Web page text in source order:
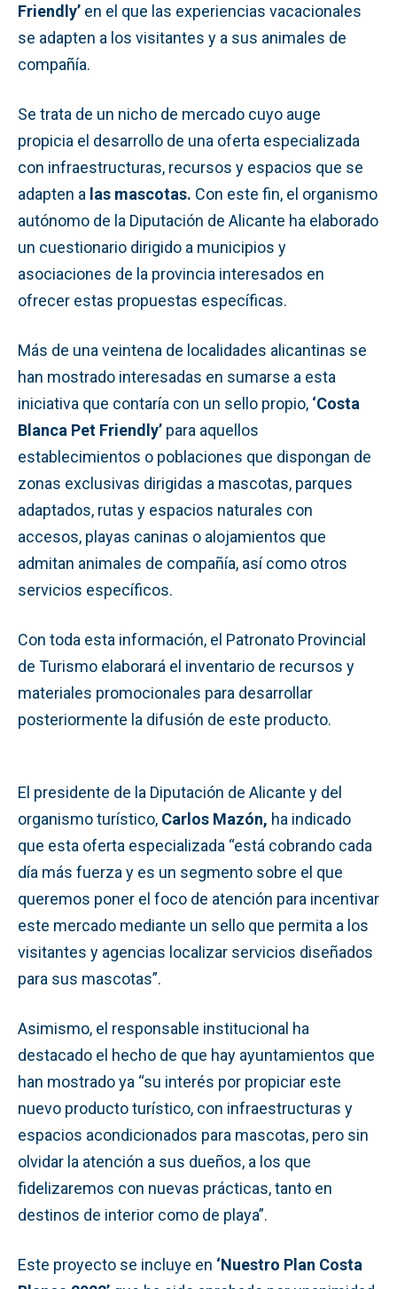
Friendly’ en el que las experiencias vacacionales
se adapten a los visitantes y a sus animales de
compañía.
Se trata de un nicho de mercado cuyo auge
propicia el desarrollo de una oferta especializada
con infraestructuras, recursos y espacios que se
adapten a las mascotas. Con este fin, el organismo
autónomo de la Diputación de Alicante ha elaborado
un cuestionario dirigido a municipios y
asociaciones de la provincia interesados en
ofrecer estas propuestas específicas.
Más de una veintena de localidades alicantinas se
han mostrado interesadas en sumarse a esta
iniciativa que contaría con un sello propio, ‘Costa
Blanca Pet Friendly’ para aquellos
establecimientos o poblaciones que dispongan de
zonas exclusivas dirigidas a mascotas, parques
adaptados, rutas y espacios naturales con
accesos, playas caninas o alojamientos que
admitan animales de compañía, así como otros
servicios específicos.
Con toda esta información, el Patronato Provincial
de Turismo elaborará el inventario de recursos y
materiales promocionales para desarrollar
posteriormente la difusión de este producto.
El presidente de la Diputación de Alicante y del
organismo turístico, Carlos Mazón, ha indicado
que esta oferta especializada “está cobrando cada
día más fuerza y es un segmento sobre el que
queremos poner el foco de atención para incentivar
este mercado mediante un sello que permita a los
visitantes y agencias localizar servicios diseñados
para sus mascotas”.
Asimismo, el responsable institucional ha
destacado el hecho de que hay ayuntamientos que
han mostrado ya “su interés por propiciar este
nuevo producto turístico, con infraestructuras y
espacios acondicionados para mascotas, pero sin
olvidar la atención a sus dueños, a los que
fidelizaremos con nuevas prácticas, tanto en
destinos de interior como de playa”.
Este proyecto se incluye en ‘Nuestro Plan Costa